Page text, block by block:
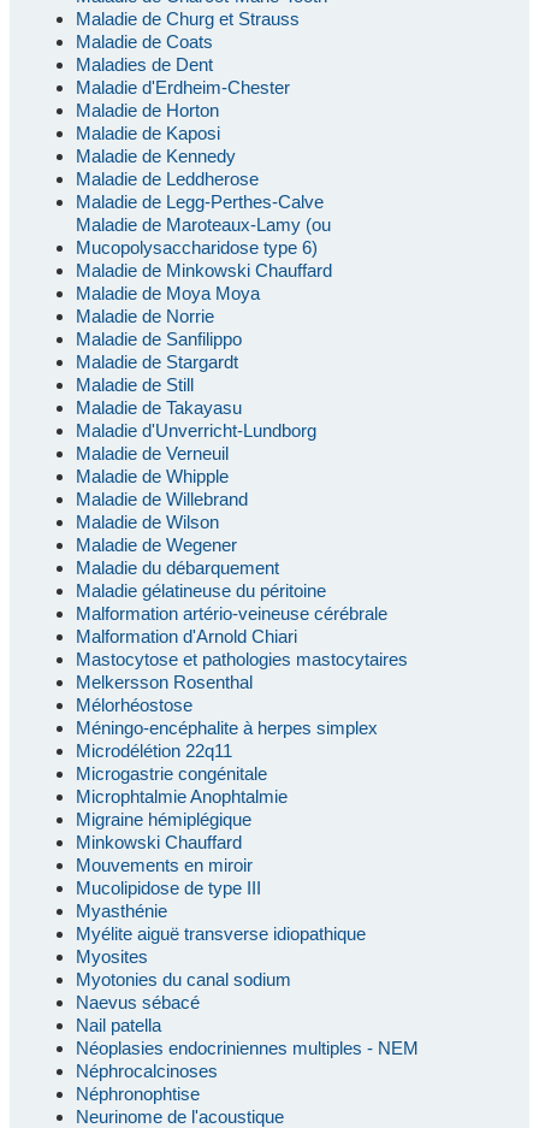
Maladie de Churg et Strauss
Maladie de Coats
Maladies de Dent
Maladie d'Erdheim-Chester
Maladie de Horton
Maladie de Kaposi
Maladie de Kennedy
Maladie de Leddherose
Maladie de Legg-Perthes-Calve
Maladie de Maroteaux-Lamy (ou
Mucopolysaccharidose type 6)
Maladie de Minkowski Chauffard
Maladie de Moya Moya
Maladie de Norrie
Maladie de Sanfilippo
Maladie de Stargardt
Maladie de Still
Maladie de Takayasu
Maladie d'Unverricht-Lundborg
Maladie de Verneuil
Maladie de Whipple
Maladie de Willebrand
Maladie de Wilson
Maladie de Wegener
Maladie du débarquement
Maladie gélatineuse du péritoine
Malformation artério-veineuse cérébrale
Malformation d'Arnold Chiari
Mastocytose et pathologies mastocytaires
Melkersson Rosenthal
Mélorhéostose
Méningo-encéphalite à herpes simplex
Microdélétion 22q11
Microgastrie congénitale
Microphtalmie Anophtalmie
Migraine hémiplégique
Minkowski Chauffard
Mouvements en miroir
Mucolipidose de type III
Myasthénie
Myélite aiguë transverse idiopathique
Myosites
Myotonies du canal sodium
Naevus sébacé
Nail patella
Néoplasies endocriniennes multiples - NEM
Néphrocalcinoses
Néphronophtise
Neurinome de l'acoustique